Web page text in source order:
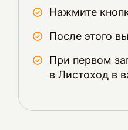
Нажмите
После этого
При первом
в Листоход в